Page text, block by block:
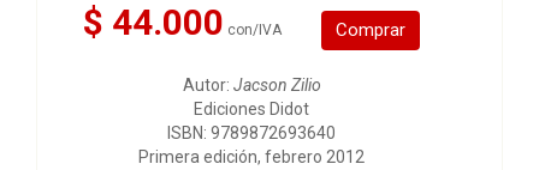
$ 44.000 con/IVA Comprar
Autor: Jacson Zilio
Ediciones Didot
ISBN: 9789872693640
Primera edición, febrero 2012